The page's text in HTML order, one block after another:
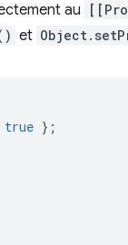
au
et
true };